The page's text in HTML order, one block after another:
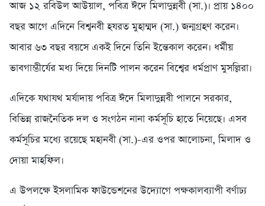
আজ ১২ রবিউল আউয়াল, পবিত্র ঈদে মিলাদুন্নবী (সা.)। প্রায় ১৪০০
বছর আগে এদিনে বিশ্বনবী হযরত মুহাম্মদ (সা.) জন্মগ্রহণ করেন।
আবার ৬৩ বছর বয়সে একই দিনে তিনি ইন্তেকাল করেন। ধর্মীয়
ভাবগাম্ভীর্যের মধ্য দিয়ে দিনটি পালন করেন বিশ্বের ধর্মপ্রাণ মুসল্লিরা।
এদিকে যথাযথ মর্যাদায় পবিত্র ঈদে মিলাদুন্নবী পালনে সরকার,
বিভিন্ন রাজনৈতিক দল ও সংগঠন নানা কর্মসূচি হাতে নিয়েছে। এসব
কর্মসূচির মধ্যে রয়েছে মহানবী (সা.)-এর ওপর আলোচনা, মিলাদ ও
দোয়া মাহফিল।
এ উপলক্ষে ইসলামিক ফাউন্ডেশনের উদ্যোগে পক্ষকালব্যাপী বর্ণাঢ্য